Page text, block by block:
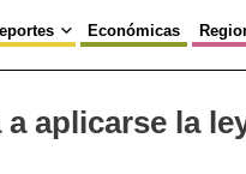
Económicas
aplicarse la